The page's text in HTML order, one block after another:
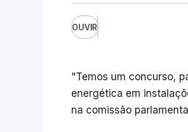
OUVIR
"Temos um concurso,
energética em
na comissão